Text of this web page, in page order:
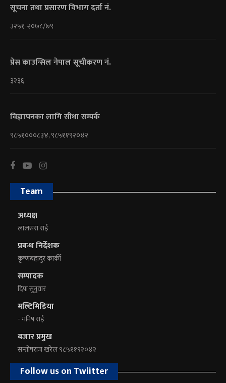
सूचना तथा प्रसारण विभाग दर्ता नं.
३२५१-२०७८/७९
प्रेस काउन्सिल नेपाल सूचीकरण नं.
३२३६
विज्ञापनका लागि सीधा सम्पर्क
९८५१०००८३४, ९८५११९२०४२
Team
अध्यक्ष
लालसरा राई
प्रबन्ध निर्देशक
कृष्णबहादुर कार्की
सम्पादक
दिपा सुनुवार
मल्टिमिडिया
- मनिष राई
बजार प्रमुख
सन्तोषराज खरेल ९८५११९२०४२
Follow us on Twiitter